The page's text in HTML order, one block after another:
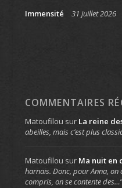
Immensité 31 juillet 2026
COMMENTAIRES
Matoufilou sur La reine
abeilles, mais c’est plus
Matoufilou sur Ma nuit en
harnais. Donc, pour Anna, on
compris, on se contente des…